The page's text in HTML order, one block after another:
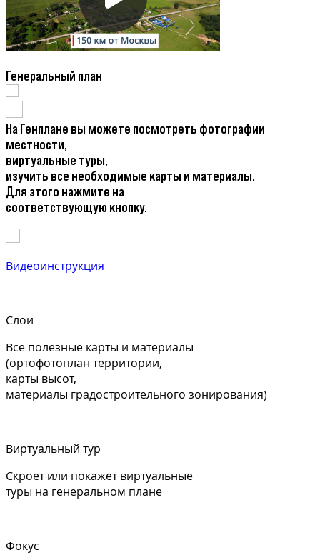
Генеральный план
На Генплане вы можете посмотреть фотографии
местности,
виртуальные туры,
изучить все необходимые карты и материалы.
Для этого нажмите на
соответствующую кнопку.
Видеоинструкция
Слои
Все полезные карты и материалы
(ортофотоплан территории,
карты высот,
материалы градостроительного зонирования)
Виртуальный тур
Скроет или покажет виртуальные
туры на генеральном плане
Фокус